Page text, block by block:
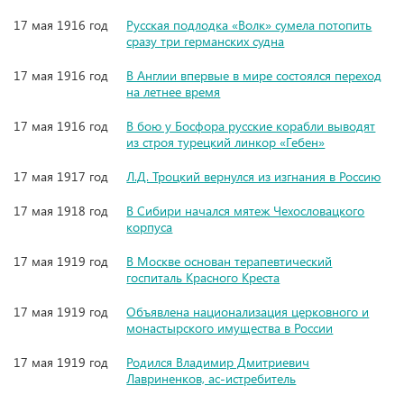
17 мая 1916 год
Русская подлодка «Волк» сумела потопить
сразу три германских судна
17 мая 1916 год
В Англии впервые в мире состоялся переход
на летнее время
17 мая 1916 год
В бою у Босфора русские корабли выводят
из строя турецкий линкор «Гебен»
17 мая 1917 год
Л.Д. Троцкий вернулся из изгнания в Россию
17 мая 1918 год
В Сибири начался мятеж Чехословацкого
корпуса
17 мая 1919 год
В Москве основан терапевтический
госпиталь Красного Креста
17 мая 1919 год
Объявлена национализация церковного и
монастырского имущества в России
17 мая 1919 год
Родился Владимир Дмитриевич
Лавриненков, ас-истребитель